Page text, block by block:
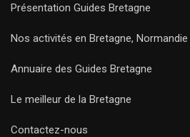
Présentation Guides Bretagne
Nos activités en Bretagne,
Annuaire des Guides Bretagne
Le meilleur de la Bretagne
Contactez-nous